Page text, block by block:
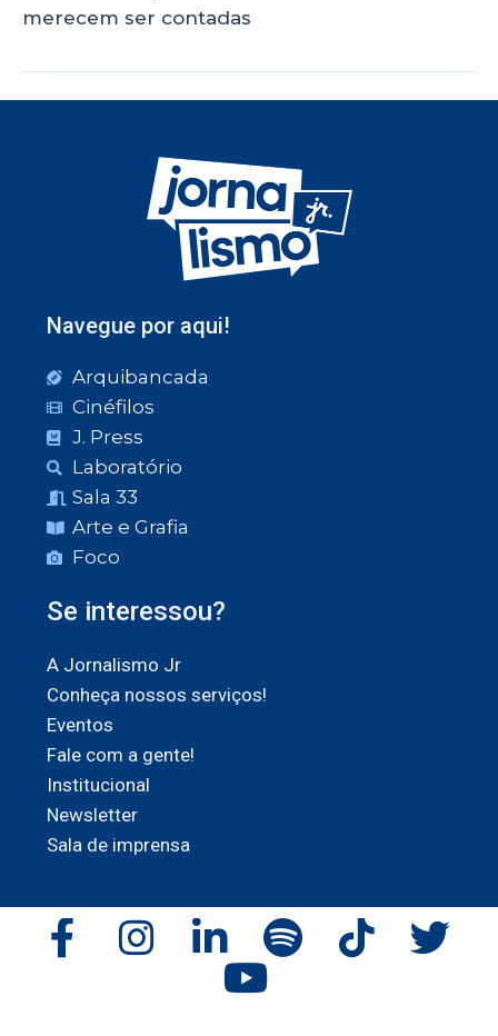
merecem ser contadas
Navegue por aqui!
Arquibancada
Cinéfilos
J. Press
Laboratório
Sala 33
Arte e Grafia
Foco
Se interessou?
A Jornalismo Jr
Conheça nossos serviços!
Eventos
Fale com a gente!
Institucional
Newsletter
Sala de imprensa